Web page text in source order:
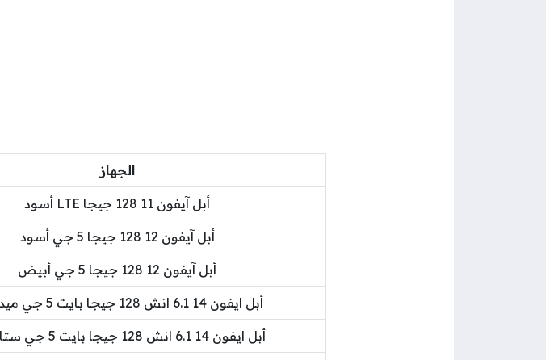
الجهاز
أبل آيفون 11 128 جيجا LTE أسود
أبل آيفون 12 128 جيجا 5 جي أسود
أبل آيفون 12 128 جيجا 5 جي أبيض
أبل ايفون 14 6.1 انش 128 جيجا بايت 5 جي ميدنايت
أبل ايفون 14 6.1 انش 128 جيجا بايت 5 جي ستارلايت